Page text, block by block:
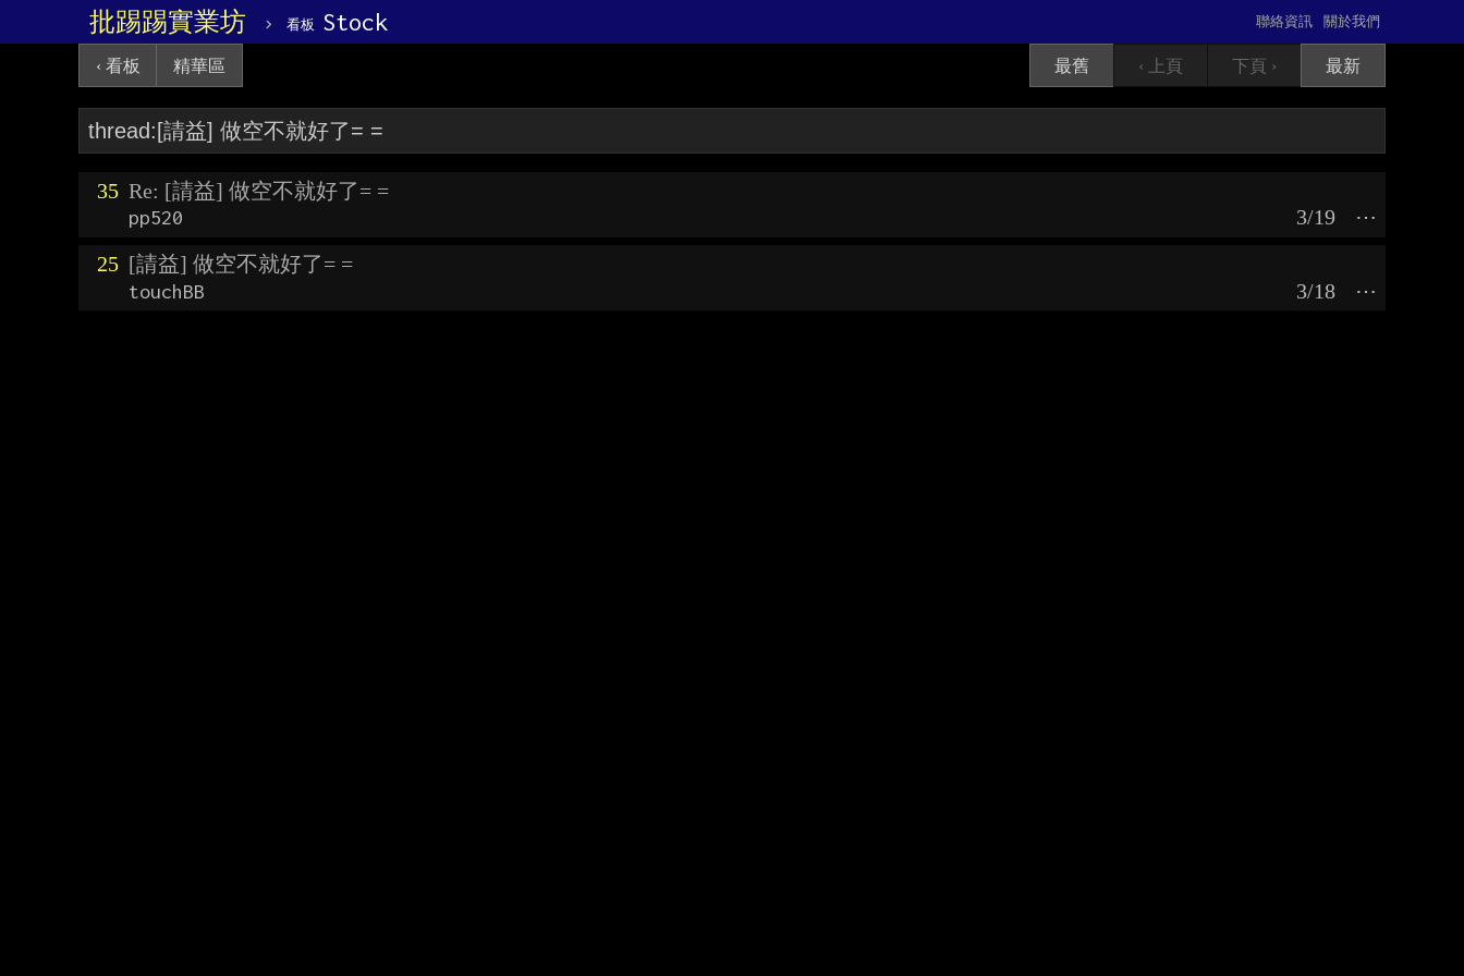
批踢踢實業坊 › 看板 Stock 關於我們
聯絡資訊
‹ 看板 精華區 最舊 ‹ 上頁 下頁 › 最新
35 Re: [請益] 做空不就好了= =
pp520 ⋯
3/19
25 [請益] 做空不就好了= =
touchBB ⋯
3/18